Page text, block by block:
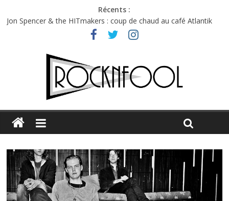
Récents :
Jon Spencer & the HITmakers : coup de chaud au café Atlantik
Hellfest 2026 vendredi : température et émotions en hausse
Hellfest 2026 jeudi : impossible de choisir entre chaleur et bonne
Première édition du Midgard Festival : entre bière, métal et
Charlie Puth à l’Olympia : la leçon de pop du Professeur Puth